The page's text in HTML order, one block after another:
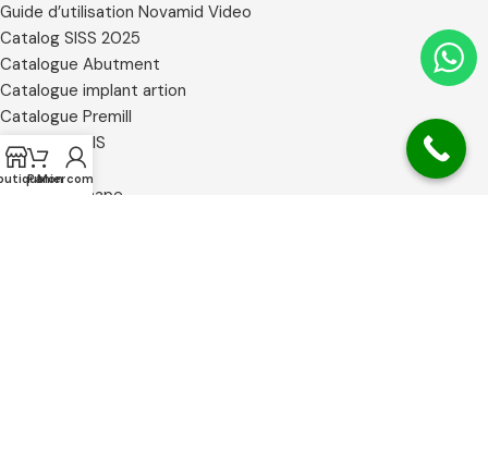
Guide d’utilisation Novamid Video
Catalog SISS 2025
Catalogue Abutment
Catalogue implant artion
Catalogue Premill
Catalogue SIS
Certificats
Librairie 3 Shape
Panier
Mon compte